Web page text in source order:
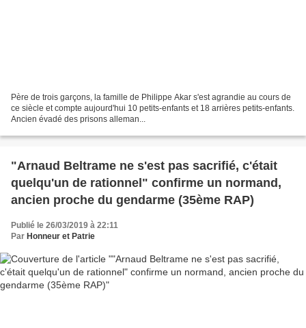
Père de trois garçons, la famille de Philippe Akar s'est agrandie au cours de
ce siècle et compte aujourd'hui 10 petits-enfants et 18 arrières petits-enfants.
Ancien évadé des prisons alleman...
"Arnaud Beltrame ne s'est pas sacrifié, c'était
quelqu'un de rationnel" confirme un normand,
ancien proche du gendarme (35ème RAP)
Publié le 26/03/2019 à 22:11
Par Honneur et Patrie